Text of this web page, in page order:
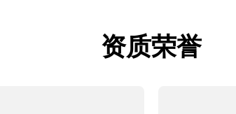
资质荣誉